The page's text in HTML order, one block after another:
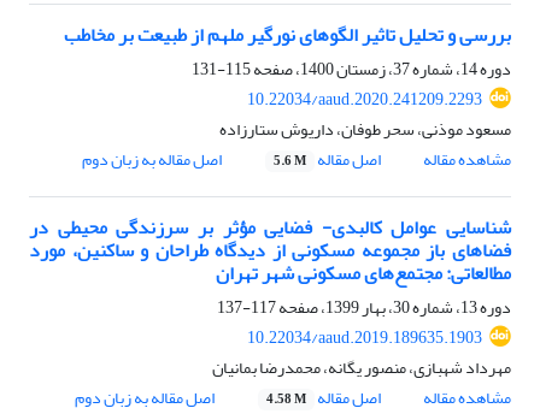
بررسی و تحلیل تاثیر الگوهای نورگیر ملهم از طبیعت بر مخاطب
دوره 14، شماره 37، زمستان 1400، صفحه
115-131
10.22034/aaud.2020.241209.2293
مسعود موذنی، سحر طوفان، داریوش ستارزاده
مشاهده مقاله
اصل مقاله 5.6 M اصل مقاله به زبان دوم
شناسایی عوامل کالبدی- فضایی مؤثر بر سرزندگی محیطی در
فضاهای باز مجموعه مسکونی از دیدگاه طراحان و ساکنین، مورد
مطالعاتی: مجتمع‌های مسکونی شهر تهران
دوره 13، شماره 30، بهار 1399، صفحه
117-137
10.22034/aaud.2019.189635.1903
مهرداد شهبازی، منصور یگانه، محمدرضا بمانیان
مشاهده مقاله
اصل مقاله 4.58 M اصل مقاله به زبان دوم